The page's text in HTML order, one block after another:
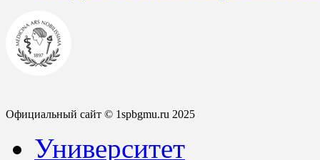
Официальный сайт © 1spbgmu.ru 2025
Университет